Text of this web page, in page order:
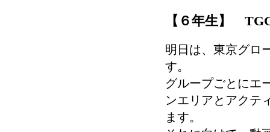
【６年生】
明日は、東京グロ
す。
グループごとにエ
ンエリアとアクテ
ます。